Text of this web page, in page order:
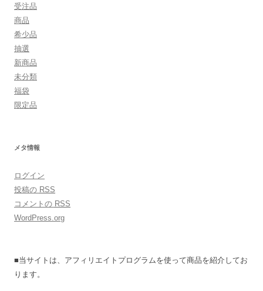
受注品
商品
希少品
抽選
新商品
未分類
福袋
限定品
メタ情報
ログイン
投稿の RSS
コメントの RSS
WordPress.org
■当サイトは、アフィリエイトプログラムを使って商品を紹介してお
ります。